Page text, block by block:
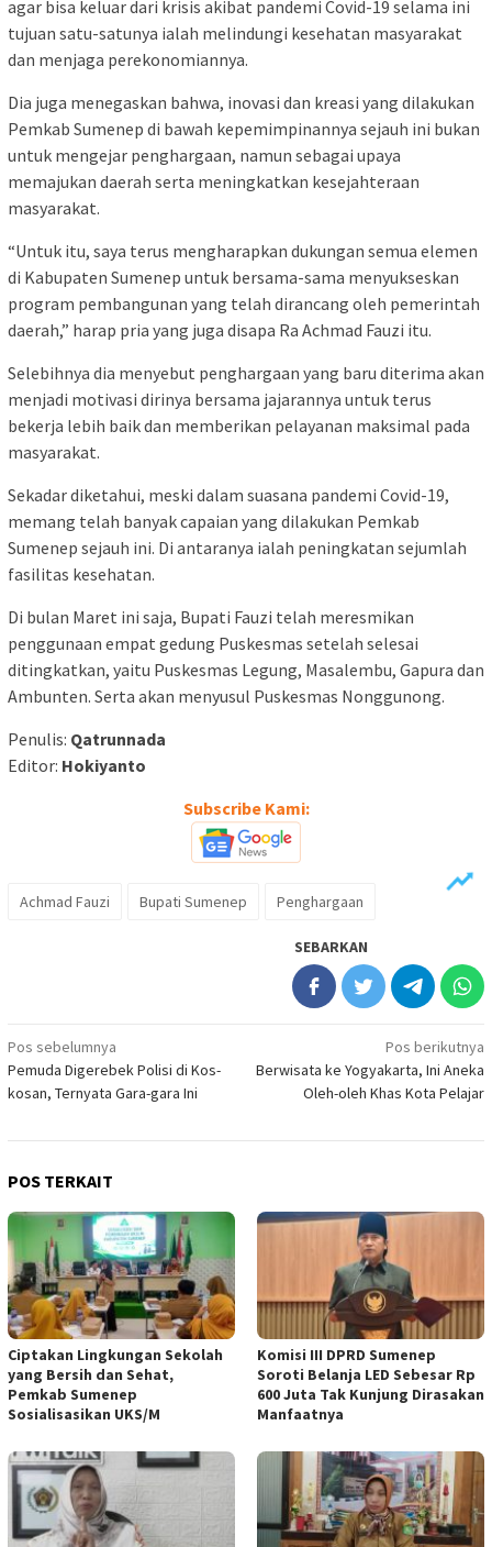
agar bisa keluar dari krisis akibat pandemi Covid-19 selama ini
tujuan satu-satunya ialah melindungi kesehatan masyarakat
dan menjaga perekonomiannya.
Dia juga menegaskan bahwa, inovasi dan kreasi yang dilakukan
Pemkab Sumenep di bawah kepemimpinannya sejauh ini bukan
untuk mengejar penghargaan, namun sebagai upaya
memajukan daerah serta meningkatkan kesejahteraan
masyarakat.
“Untuk itu, saya terus mengharapkan dukungan semua elemen
di Kabupaten Sumenep untuk bersama-sama menyukseskan
program pembangunan yang telah dirancang oleh pemerintah
daerah,” harap pria yang juga disapa Ra Achmad Fauzi itu.
Selebihnya dia menyebut penghargaan yang baru diterima akan
menjadi motivasi dirinya bersama jajarannya untuk terus
bekerja lebih baik dan memberikan pelayanan maksimal pada
masyarakat.
Sekadar diketahui, meski dalam suasana pandemi Covid-19,
memang telah banyak capaian yang dilakukan Pemkab
Sumenep sejauh ini. Di antaranya ialah peningkatan sejumlah
fasilitas kesehatan.
Di bulan Maret ini saja, Bupati Fauzi telah meresmikan
penggunaan empat gedung Puskesmas setelah selesai
ditingkatkan, yaitu Puskesmas Legung, Masalembu, Gapura dan
Ambunten. Serta akan menyusul Puskesmas Nonggunong.
Penulis: Qatrunnada
Editor: Hokiyanto
Subscribe Kami:
Achmad Fauzi Bupati Sumenep Penghargaan
SEBARKAN
Navigasi
pos
Pos sebelumnya
Pemuda Digerebek Polisi di Kos-
kosan, Ternyata Gara-gara Ini
Pos berikutnya
Berwisata ke Yogyakarta, Ini Aneka
Oleh-oleh Khas Kota Pelajar
POS TERKAIT
Ciptakan Lingkungan Sekolah
yang Bersih dan Sehat,
Pemkab Sumenep
Sosialisasikan UKS/M
Komisi III DPRD Sumenep
Soroti Belanja LED Sebesar Rp
600 Juta Tak Kunjung Dirasakan
Manfaatnya